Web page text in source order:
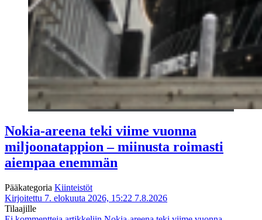
Nokia-areena teki viime vuonna
miljoonatappion – miinusta roimasti
aiempaa enemmän
Pääkategoria Kiinteistöt
Kirjoitettu 7. elokuuta 2026, 15:22 7.8.2026
Tilaajille